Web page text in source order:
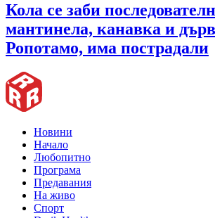
Кола се заби
мантинела, канавка и
Ропотамо, има пострадали
Новини
Начало
Любопитно
Програма
Предавания
На живо
Спорт